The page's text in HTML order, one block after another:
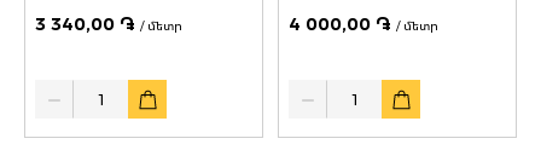
3 340,00 ֏ / մետր
Quantity
4 000,00 ֏ / մետր
Quantity